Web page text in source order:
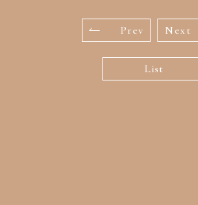
Prev Next
List